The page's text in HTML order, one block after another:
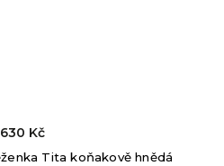
Tita koňakově hnědá
630 Kč